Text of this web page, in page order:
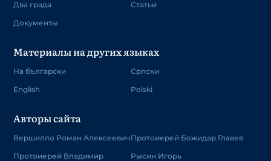
Два града
Документы
Статьи
Материалы на других языках
На български
English
Српски
Polski
Авторы сайта
Вершилло Роман Алексеевич
Протоиерей Владимир
Протоиерей Божидар Главев
Рысин Игорь